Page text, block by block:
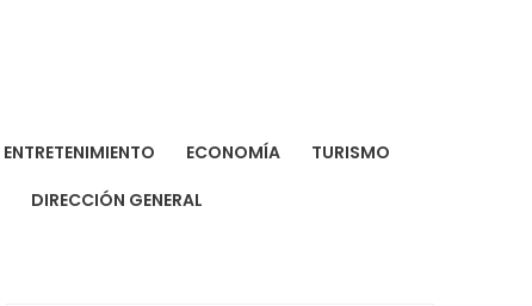
ENTRETENIMIENTO ECONOMÍA
TURISMO
DIRECCIÓN GENERAL